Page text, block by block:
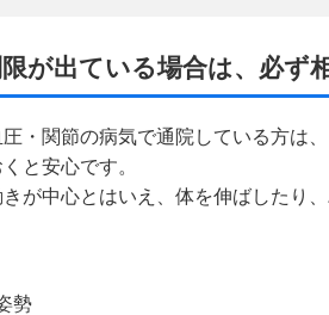
が出ている場合は、必ず
・関節の病気で通院している方は
と安心です。
が中心とはいえ、体を伸ばしたり
勢